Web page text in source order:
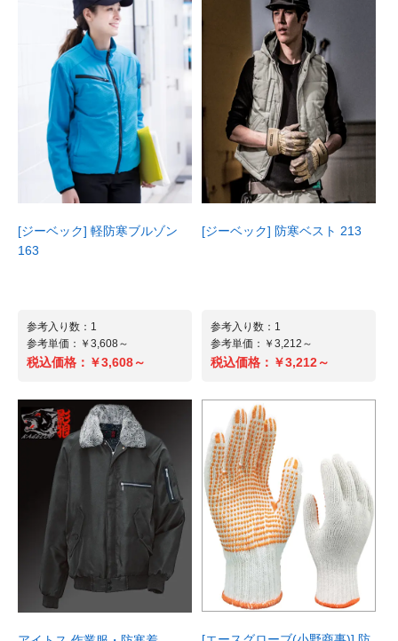
[ジーベック] 軽防寒ブルゾン
163
参考入り数：1
参考単価：￥3,608～
税込価格： ￥3,608～
[ジーベック] 防寒ベスト 213
参考入り数：1
参考単価：￥3,212～
税込価格： ￥3,212～